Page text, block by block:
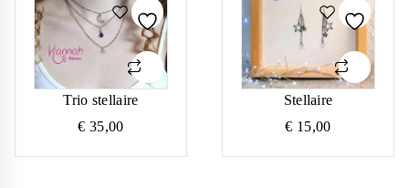
Trio stellaire
€ 35,00
Stellaire
€ 15,00